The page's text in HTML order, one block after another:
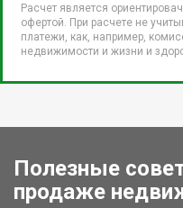
Расчет является
офертой. При расчете не
платежи, как, например,
недвижимости и жизни и
Полезные
продаже